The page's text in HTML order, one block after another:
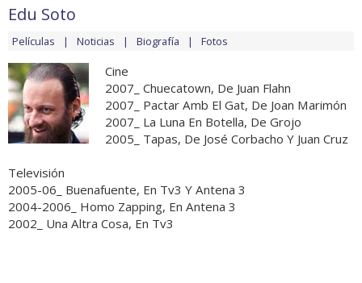
Edu Soto
Películas Noticias Biografía Fotos
Cine
2007_ Chuecatown, De Juan Flahn
2007_ Pactar Amb El Gat, De Joan Marimón
2007_ La Luna En Botella, De Grojo
2005_ Tapas, De José Corbacho Y Juan Cruz
Televisión
2005-06_ Buenafuente, En Tv3 Y Antena 3
2004-2006_ Homo Zapping, En Antena 3
2002_ Una Altra Cosa, En Tv3